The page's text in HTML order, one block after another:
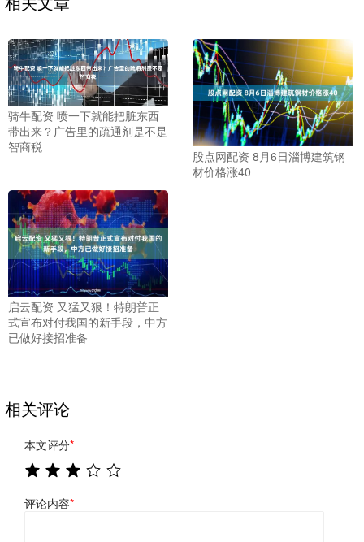
骑牛配资 喷一下就能把脏东西
带出来？广告里的疏通剂是不是
智商税
股点网配资 8月6日淄博建筑钢
材价格涨40
启云配资 又猛又狠！特朗普正
式宣布对付我国的新手段，中方
已做好接招准备
相关评论
本文评分*
评论内容*